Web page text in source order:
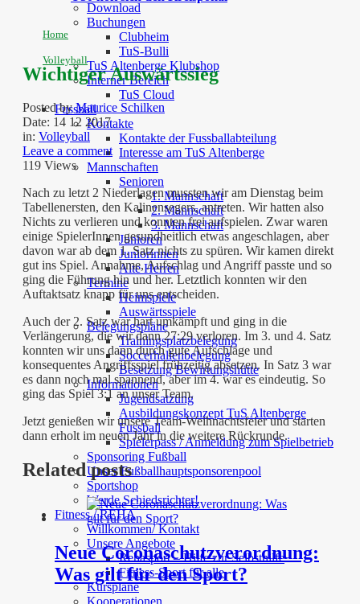
Download
Buchungen
Clubheim
TuS-Bulli
TuS Altenberge Klubshop
Interner Bereich
TuS Cloud
Fussball
Kontakte
Kontakte der Fussballabteilung
Interesse am TuS Altenberge
Mannschaften
Senioren
1. Mannschaft
2. Mannschaft
3. Mannschaft
Junioren
Juniorinnen
Alte Herren
Termine
Heimspiele
Auswärtsspiele
Belegungspläne
Trainingsplatzbelegung
Soccerhallenbelegung
Besetzung Bewirtungshütte
Informationen
Jugendsatzung
Ausbildungskonzept TuS Altenberge
Fussball
Spielerpass / Anmeldung zum Spielbetrieb
Sponsoring Fußball
Unser Fußballhauptsponsorenpool
Sportshop
Werde Schiedsrichter!
Fitness / REHA
Willkommen/ Kontakt
Unsere Angebote
Rehasport – Hilfe zur Selbsthilfe
Fitness-Sport für alle
Kurspläne
Kooperationen
Home
Volleyball
Wichtiger Auswärtssieg
Posted byMaurice Schilken
Date: 14 12 2017
in: Volleyball
Leave a comment
119 Views
Nach zu letzt 2 Niederlagen mussten wir am Dienstag beim
Tabellenersten, den Kalinensegers, antreten. Wir hatten also
Nichts zu verlieren und konnten frei aufspielen. Zwar waren
einige SpielerInnen gesundheitlich etwas angeschlagen, aber
davon war ab dem 1. Satz nichts zu spüren. Wir kamen direkt
gut ins Spiel. Annahme, Aufschlag und Angriff passte und so
ging die Führung hin und her. Letztlich konnten wir den
Auftaktsatz knapp für uns entscheiden.
Auch der 2. Satz war hart umkämpft und ging in die
Verlängerung, die wir dann 27:29 verloren. Im 3. und 4. Satz
konnten wir uns dann durch gute Aufschläge und
konsequentes Angriffsspiel frühzeitig absetzen. In Satz 3 war
es dann noch mal spannend, aber im 4. war es eindeutig. So
ging das Spiel 3:1 an unser Team.
Jetzt genießen wir unsere Team-Weihnachtsfeier und starten
dann erholt im neuen Jahr in die weitere Rückrunde.
Related posts
Neue Coronaschutzverordnung:
Was gilt für den Sport?